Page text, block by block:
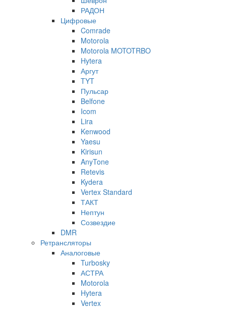
РАДОН
Цифровые
Comrade
Motorola
Motorola MOTOTRBO
Hytera
Аргут
TYT
Пульсар
Belfone
Icom
Lira
Kenwood
Yaesu
Kirisun
AnyTone
Retevis
Kydera
Vertex Standard
ТАКТ
Нептун
Созвездие
DMR
Ретрансляторы
Аналоговые
Turbosky
АСТРА
Motorola
Hytera
Vertex